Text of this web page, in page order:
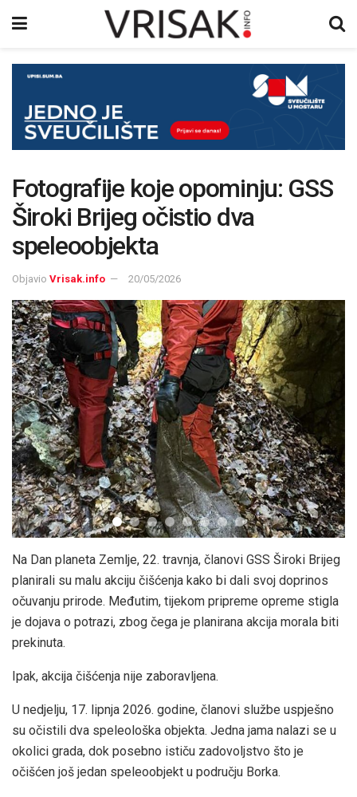
Fotografije koje opominju: GSS
Široki Brijeg očistio dva
speleoobjekta
Objavio Vrisak.info 20/05/2026
Na Dan planeta Zemlje, 22. travnja, članovi GSS Široki Brijeg
planirali su malu akciju čišćenja kako bi dali svoj doprinos
očuvanju prirode. Međutim, tijekom pripreme opreme stigla
je dojava o potrazi, zbog čega je planirana akcija morala biti
prekinuta.
Ipak, akcija čišćenja nije zaboravljena.
U nedjelju, 17. lipnja 2026. godine, članovi službe uspješno
su očistili dva speleološka objekta. Jedna jama nalazi se u
okolici grada, dok posebno ističu zadovoljstvo što je
očišćen još jedan speleoobjekt u području Borka.